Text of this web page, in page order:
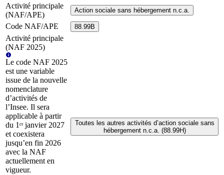
Activité principale
(NAF/APE)
Action sociale sans hébergement n.c.a.
Code NAF/APE 88.99B
Activité principale
(NAF 2025)
Le code NAF 2025
est une variable
issue de la nouvelle
nomenclature
d’activités de
l’Insee. Il sera
applicable à partir
du 1ᵉʳ janvier 2027
et coexistera
jusqu’en fin 2026
avec la NAF
actuellement en
vigueur.
Toutes les autres activités d’action sociale sans
hébergement n.c.a. (88.99H)